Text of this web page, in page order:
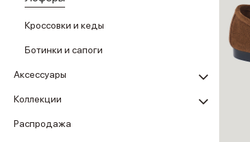
Кроссовки и кеды
Ботинки и сапоги
Аксессуары
Коллекции
Распродажа